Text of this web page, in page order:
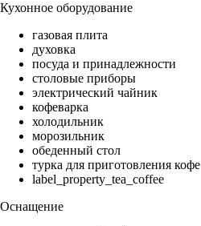
Кухонное оборудование
газовая плита
духовка
посуда и принадлежности
столовые приборы
электрический чайник
кофеварка
холодильник
морозильник
обеденный стол
турка для приготовления кофе
label_property_tea_coffee
Оснащение